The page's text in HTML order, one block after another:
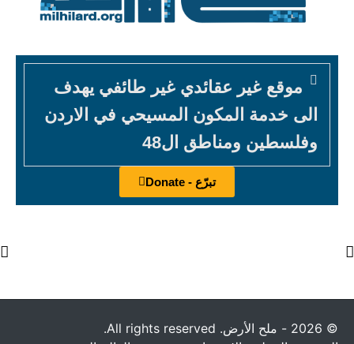
موقع غير عقائدي غير طائفي يهدف
الى خدمة المكون المسيحي في الاردن
وفلسطين ومناطق ال48
تبرّع - Donate
© 2026 - ملح الأرض. All rights reserved.